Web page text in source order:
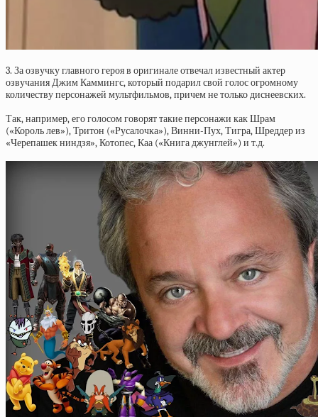
3. За озвучку главного героя в оригинале отвечал известный актер
озвучания Джим Каммингс, который подарил свой голос огромному
количеству персонажей мультфильмов, причем не только диснеевских.
Так, например, его голосом говорят такие персонажи как Шрам
(«Король лев»), Тритон («Русалочка»), Винни-Пух, Тигра, Шреддер из
«Черепашек ниндзя», Котопес, Каа («Книга джунглей») и т.д.